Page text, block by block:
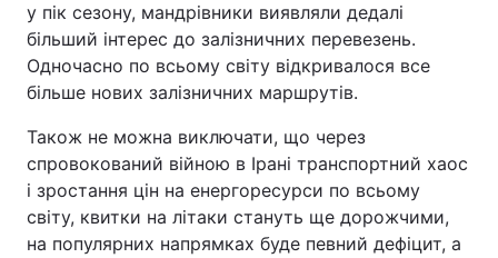
у пік сезону, мандрівники виявляли дедалі
більший інтерес до залізничних перевезень.
Одночасно по всьому світу відкривалося все
більше нових залізничних маршрутів.
Також не можна виключати, що через
спровокований війною в Ірані транспортний хаос
і зростання цін на енергоресурси по всьому
світу, квитки на літаки стануть ще дорожчими,
на популярних напрямках буде певний дефіцит, а